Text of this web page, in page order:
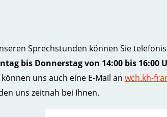
Sprechstunden können Sie
bis Donnerstag von 14:00 bis 16:00
können uns auch eine E-Mail an wch.kh-
uns zeitnah bei Ihnen.